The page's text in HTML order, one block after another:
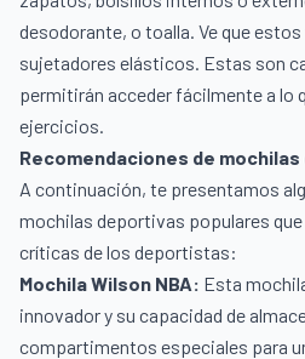
desodorante, o toalla. Ve que
sujetadores elásticos. Estas son
permitirán acceder fácilmente a lo
ejercicios.
Recomendaciones de
A continuación, te presentamos
mochilas deportivas populares
críticas de los deportistas:
Mochila Wilson NBA: Esta
innovador y su capacidad de
compartimentos especiales para